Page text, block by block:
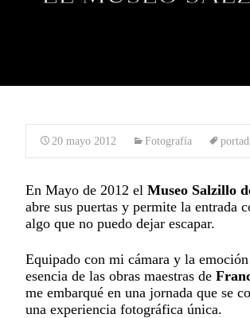
20 mayo 2012 Fotografía
En Mayo de 2012 el Museo Salzillo
abre sus puertas y permite la entrada
algo que no puedo dejar escapar.
Equipado con mi cámara y la
esencia de las obras maestras de
me embarqué en una jornada que se
una experiencia fotográfica única.